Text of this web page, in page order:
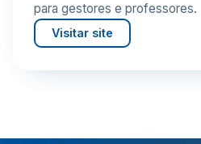
para gestores e professores.
Visitar site